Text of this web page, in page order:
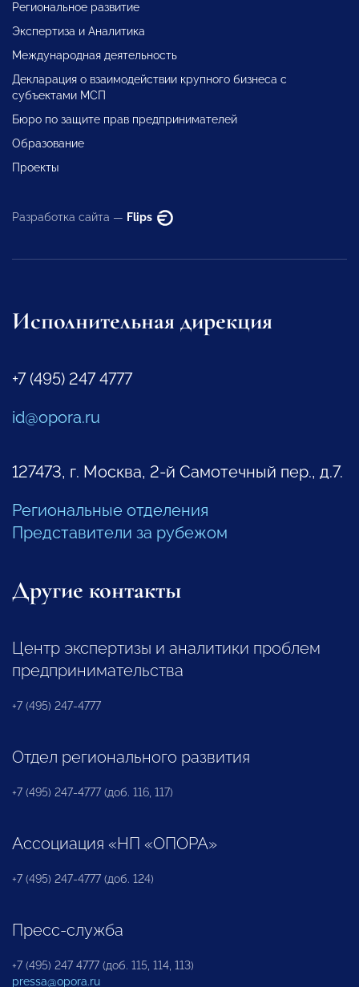
Региональное развитие
Экспертиза и Аналитика
Международная деятельность
Декларация о взаимодействии крупного бизнеса с
субъектами МСП
Бюро по защите прав предпринимателей
Образование
Проекты
Разработка сайта — Flips
Исполнительная дирекция
+7 (495) 247 4777
id@opora.ru
127473, г. Москва, 2-й Самотечный пер., д.7.
Региональные отделения
Представители за рубежом
Другие контакты
Центр экспертизы и аналитики проблем
предпринимательства
+7 (495) 247-4777
Отдел регионального развития
+7 (495) 247-4777 (доб. 116, 117)
Ассоциация «НП «ОПОРА»
+7 (495) 247-4777 (доб. 124)
Пресс-служба
+7 (495) 247 4777 (доб. 115, 114, 113)
pressa@opora.ru